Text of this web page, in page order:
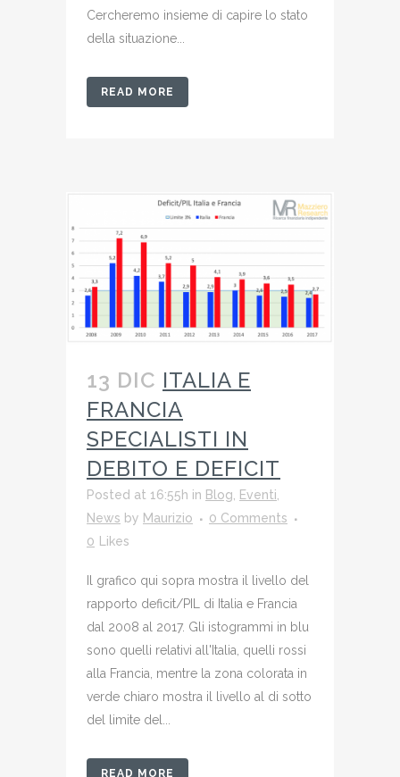
Cercheremo insieme di capire lo stato
della situazione...
READ MORE
13 DIC ITALIA E
FRANCIA
SPECIALISTI IN
DEBITO E DEFICIT
Posted at 16:55h in Blog, Eventi,
News by Maurizio
0 Comments
0 Likes
Il grafico qui sopra mostra il livello del
rapporto deficit/PIL di Italia e Francia
dal 2008 al 2017. Gli istogrammi in blu
sono quelli relativi all'Italia, quelli rossi
alla Francia, mentre la zona colorata in
verde chiaro mostra il livello al di sotto
del limite del...
READ MORE